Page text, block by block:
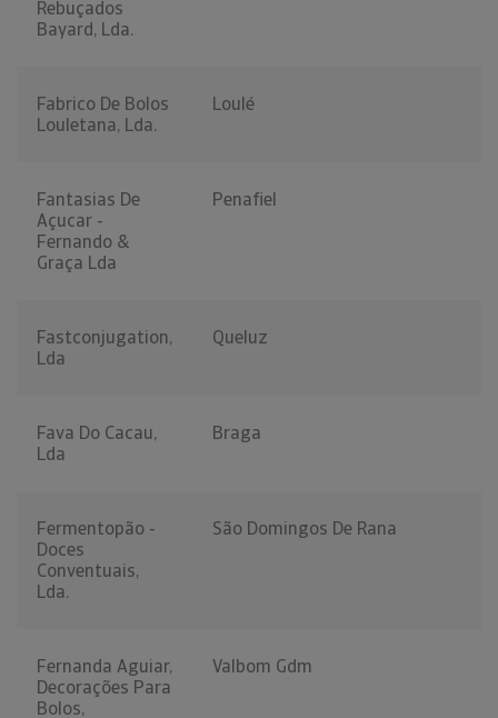
Rebuçados
Bayard, Lda.
Fabrico De Bolos
Louletana, Lda.
Loulé
Fantasias De
Açucar -
Fernando &
Graça Lda
Penafiel
Fastconjugation,
Lda
Queluz
Fava Do Cacau,
Lda
Braga
Fermentopão -
Doces
Conventuais,
Lda.
São Domingos De Rana
Fernanda Aguiar,
Decorações Para
Bolos,
Valbom Gdm